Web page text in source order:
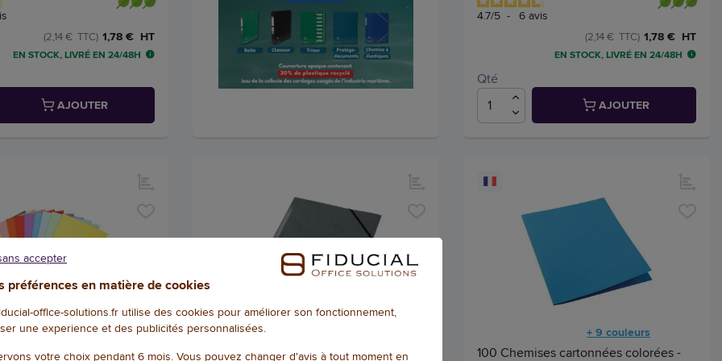
1,78 € HT
(2,14 € TTC)
EN STOCK, LIVRÉ EN 24/48H
AJOUTER
4.7/5 - 6 avis
1,78 € HT
(2,14 € TTC)
EN STOCK, LIVRÉ EN 24/48H
Qté
AJOUTER
+ 10 couleurs
de rangement Forever
Chemise 3 rabats à élastique en carte
+ 9 couleurs
100 Chemises cartonnées colorées -
préférences en matière de cookies
office-solutions.fr utilise des cookies pour améliorer son fonctionnement,
une experience et des publicités personnalisées.
votre choix pendant 6 mois. Vous pouvez changer d'avis à tout moment en
accepter